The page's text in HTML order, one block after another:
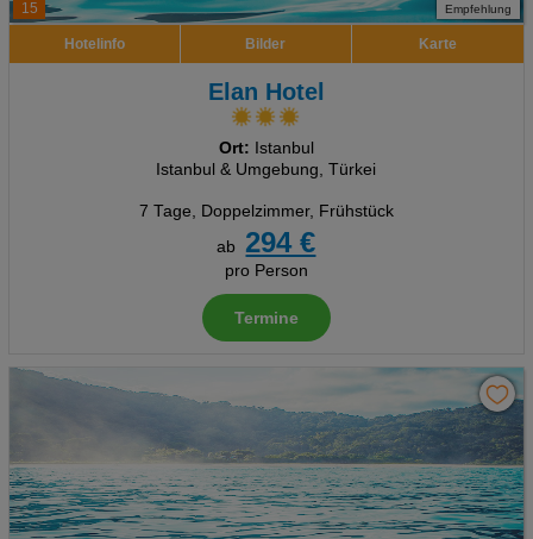
15 Empfehlung
Hotelinfo Bilder Karte
Elan Hotel
Ort: Istanbul
Istanbul & Umgebung, Türkei
7 Tage, Doppelzimmer, Frühstück
ab
294 €
pro Person
Termine